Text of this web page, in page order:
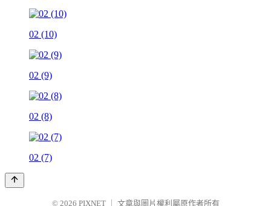
02 (10)
02 (9)
02 (8)
02 (7)
© 2026 PIXNET 文章與圖片權利屬原作者所有